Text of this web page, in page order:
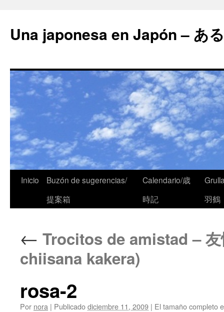
Una japonesa en Japón – あ
Inicio
Buzón de sugerencias/
提案箱
Calendario/歳
時記
羽鶴
← Trocitos de amistad –
chiisana kakera)
rosa-2
Por nora | Publicadodiciembre 11, 2009 | El tamaño completo